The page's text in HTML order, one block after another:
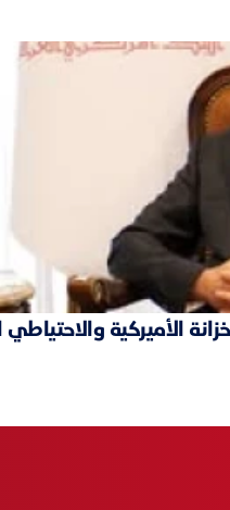
الأميركية والاحتياطي